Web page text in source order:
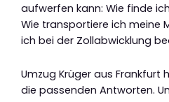
aufwerfen kann: Wie finde
Wie transportiere ich meine
ich bei der Zollabwicklung
Umzug Krüger aus Frankfurt
die passenden Antworten.